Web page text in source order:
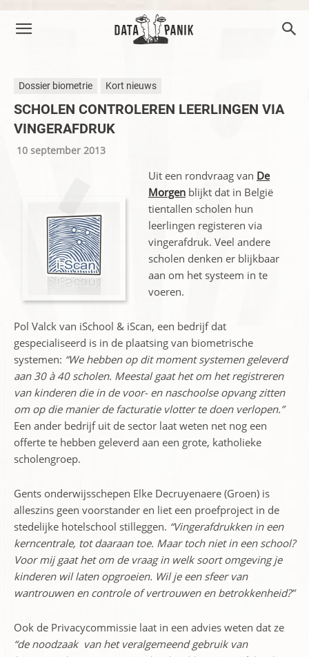
Dossier biometrie Kort nieuws
SCHOLEN CONTROLEREN LEERLINGEN VIA
VINGERAFDRUK
10 september 2013
Uit een rondvraag van De
Morgen blijkt dat in België
tientallen scholen hun
leerlingen registeren via
vingerafdruk. Veel andere
scholen denken er blijkbaar
aan om het systeem in te
voeren.
Pol Valck van iSchool & iScan, een bedrijf dat
gespecialiseerd is in de plaatsing van biometrische
systemen: “We hebben op dit moment systemen geleverd
aan 30 à 40 scholen. Meestal gaat het om het registreren
van kinderen die in de voor- en naschoolse opvang zitten
om op die manier de facturatie vlotter te doen verlopen.”
Een ander bedrijf uit de sector laat weten net nog een
offerte te hebben geleverd aan een grote, katholieke
scholengroep.
Gents onderwijsschepen Elke Decruyenaere (Groen) is
alleszins geen voorstander en liet een proefproject in de
stedelijke hotelschool stilleggen. “Vingerafdrukken in een
kerncentrale, tot daaraan toe. Maar toch niet in een school?
Voor mij gaat het om de vraag in welk soort omgeving je
kinderen wil laten opgroeien. Wil je een sfeer van
wantrouwen en controle of vertrouwen en betrokkenheid?”
Ook de Privacycommissie laat in een advies weten dat ze
“de noodzaak van het veralgemeend gebruik van